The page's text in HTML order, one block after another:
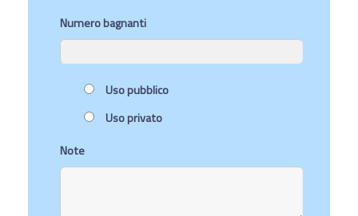
Numero bagnanti
Uso pubblico
Uso privato
Note